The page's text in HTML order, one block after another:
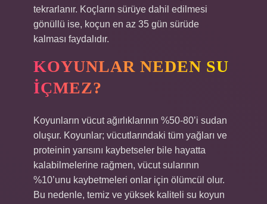
tekrarlanır. Koçların sürüye dahil edilmesi
gönüllü ise, koçun en az 35 gün sürüde
kalması faydalıdır.
KOYUNLAR NEDEN SU
IÇMEZ?
Koyunların vücut ağırlıklarının %50-80’i sudan
oluşur. Koyunlar; vücutlarındaki tüm yağları ve
proteinin yarısını kaybetseler bile hayatta
kalabilmelerine rağmen, vücut sularının
%10’unu kaybetmeleri onlar için ölümcül olur.
Bu nedenle, temiz ve yüksek kaliteli su koyun